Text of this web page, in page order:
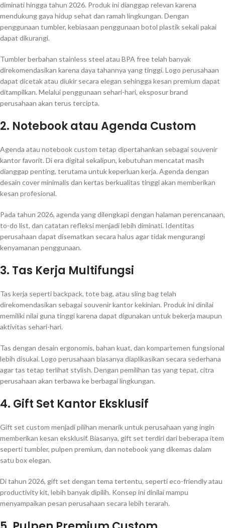
diminati hingga tahun 2026. Produk ini dianggap relevan karena
mendukung gaya hidup sehat dan ramah lingkungan. Dengan
penggunaan tumbler, kebiasaan penggunaan botol plastik sekali pakai
dapat dikurangi.
Tumbler berbahan stainless steel atau BPA free telah banyak
direkomendasikan karena daya tahannya yang tinggi. Logo perusahaan
dapat dicetak atau diukir secara elegan sehingga kesan premium dapat
ditampilkan. Melalui penggunaan sehari-hari, eksposur brand
perusahaan akan terus tercipta.
2. Notebook atau Agenda Custom
Agenda atau notebook custom tetap dipertahankan sebagai souvenir
kantor favorit. Di era digital sekalipun, kebutuhan mencatat masih
dianggap penting, terutama untuk keperluan kerja. Agenda dengan
desain cover minimalis dan kertas berkualitas tinggi akan memberikan
kesan profesional.
Pada tahun 2026, agenda yang dilengkapi dengan halaman perencanaan,
to-do list, dan catatan refleksi menjadi lebih diminati. Identitas
perusahaan dapat disematkan secara halus agar tidak mengurangi
kenyamanan penggunaan.
3. Tas Kerja Multifungsi
Tas kerja seperti backpack, tote bag, atau sling bag telah
direkomendasikan sebagai souvenir kantor kekinian. Produk ini dinilai
memiliki nilai guna tinggi karena dapat digunakan untuk bekerja maupun
aktivitas sehari-hari.
Tas dengan desain ergonomis, bahan kuat, dan kompartemen fungsional
lebih disukai. Logo perusahaan biasanya diaplikasikan secara sederhana
agar tas tetap terlihat stylish. Dengan pemilihan tas yang tepat, citra
perusahaan akan terbawa ke berbagai lingkungan.
4. Gift Set Kantor Eksklusif
Gift set custom menjadi pilihan menarik untuk perusahaan yang ingin
memberikan kesan eksklusif. Biasanya, gift set terdiri dari beberapa item
seperti tumbler, pulpen premium, dan notebook yang dikemas dalam
satu box elegan.
Di tahun 2026, gift set dengan tema tertentu, seperti eco-friendly atau
productivity kit, lebih banyak dipilih. Konsep ini dinilai mampu
menyampaikan pesan perusahaan secara lebih terarah.